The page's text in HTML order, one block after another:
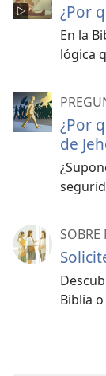
¿Por
En la
lógica
¿Por
de
SOBRE
Biblia